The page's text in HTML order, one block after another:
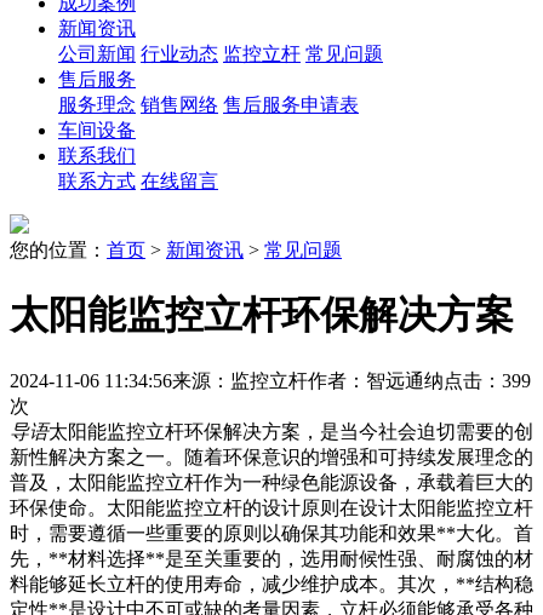
新闻资讯
公司新闻 行业动态 监控立杆 常见问题
售后服务
服务理念 销售网络 售后服务申请表
车间设备
联系我们
联系方式 在线留言
您的位置： 首页 > 新闻资讯 > 常见问题
太阳能监控立杆环保解决方案
2024-11-06 11:34:56来源：监控立杆作者：智远通纳点击：399
次
导语太阳能监控立杆环保解决方案，是当今社会迫切需要的创
新性解决方案之一。随着环保意识的增强和可持续发展理念的
普及，太阳能监控立杆作为一种绿色能源设备，承载着巨大的
环保使命。太阳能监控立杆的设计原则在设计太阳能监控立杆
时，需要遵循一些重要的原则以确保其功能和效果**大化。首
先，**材料选择**是至关重要的，选用耐候性强、耐腐蚀的材
料能够延长立杆的使用寿命，减少维护成本。其次，**结构稳
定性**是设计中不可或缺的考量因素，立杆必须能够承受各种